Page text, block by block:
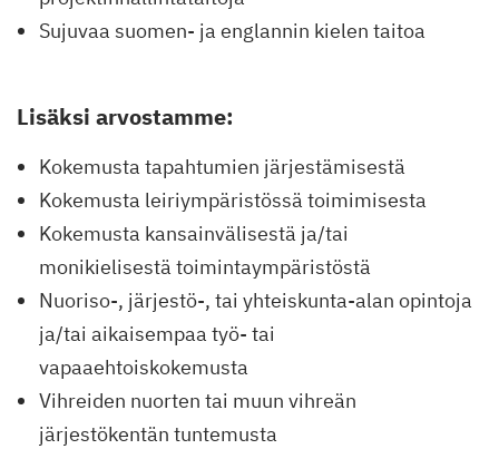
Sujuvaa suomen- ja englannin kielen taitoa
Lisäksi arvostamme:
Kokemusta tapahtumien järjestämisestä
Kokemusta leiriympäristössä toimimisesta
Kokemusta kansainvälisestä ja/tai
monikielisestä toimintaympäristöstä
Nuoriso-, järjestö-, tai yhteiskunta-alan opintoja
ja/tai aikaisempaa työ- tai
vapaaehtoiskokemusta
Vihreiden nuorten tai muun vihreän
järjestökentän tuntemusta